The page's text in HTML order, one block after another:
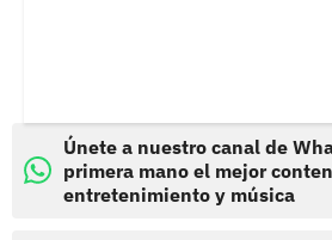
Únete a nuestro canal de
primera mano el mejor
entretenimiento y música